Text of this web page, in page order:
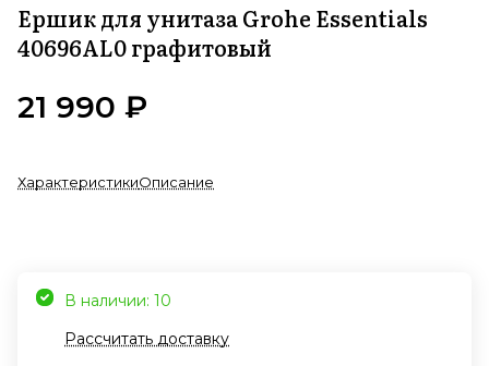
Ершик для унитаза Grohe Essentials
40696AL0 графитовый
21 990 ₽
ХарактеристикиОписание
В наличии: 10
Рассчитать доставку